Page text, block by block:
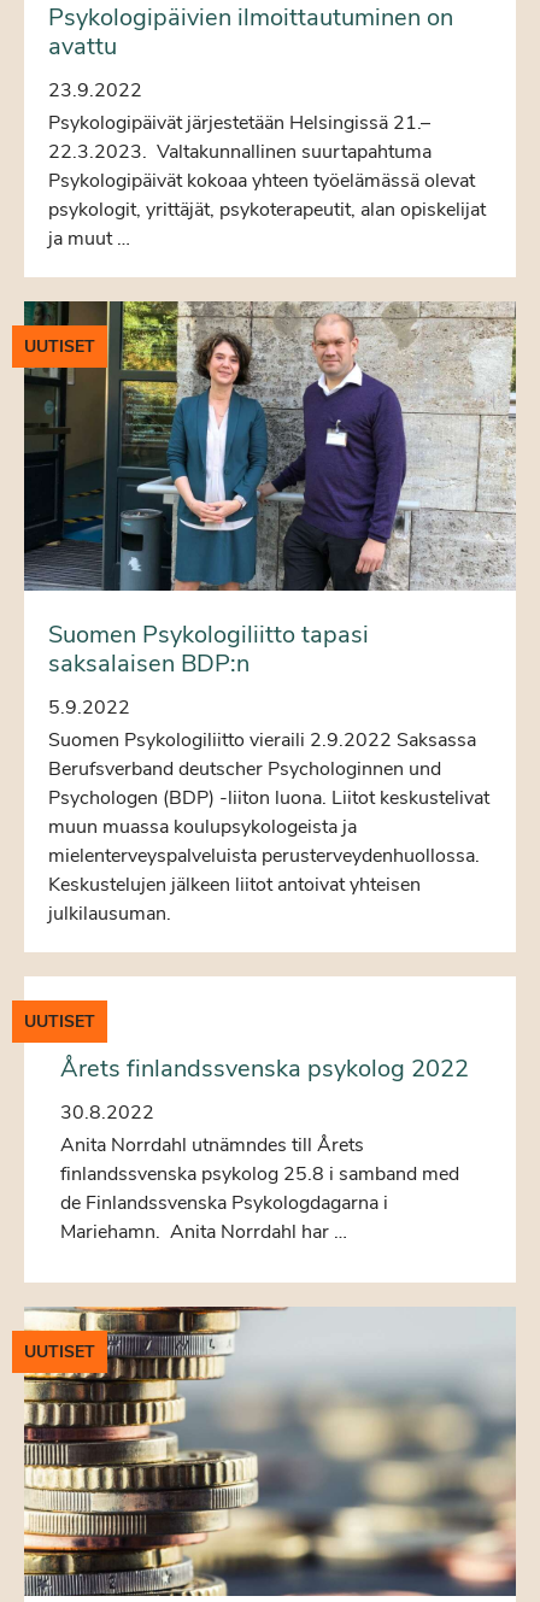
Psykologipäivien ilmoittautuminen on
avattu
23.9.2022
Psykologipäivät järjestetään Helsingissä 21.–
22.3.2023. Valtakunnallinen suurtapahtuma
Psykologipäivät kokoaa yhteen työelämässä olevat
psykologit, yrittäjät, psykoterapeutit, alan opiskelijat
ja muut …
UUTISET
Suomen Psykologiliitto tapasi
saksalaisen BDP:n
5.9.2022
Suomen Psykologiliitto vieraili 2.9.2022 Saksassa
Berufsverband deutscher Psychologinnen und
Psychologen (BDP) -liiton luona. Liitot keskustelivat
muun muassa koulupsykologeista ja
mielenterveyspalveluista perusterveydenhuollossa.
Keskustelujen jälkeen liitot antoivat yhteisen
julkilausuman.
UUTISET
Årets finlandssvenska psykolog 2022
30.8.2022
Anita Norrdahl utnämndes till Årets
finlandssvenska psykolog 25.8 i samband med
de Finlandssvenska Psykologdagarna i
Mariehamn. Anita Norrdahl har …
UUTISET